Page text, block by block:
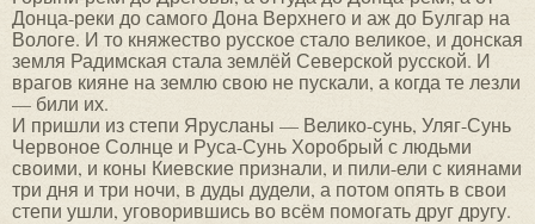
Донца-реки до самого Дона Верхнего и аж до Булгар на
Вологе. И то княжество русское стало великое, и донская
земля Радимская стала землёй Северской русской. И
врагов кияне на землю свою не пускали, а когда те лезли
— били их.
И пришли из степи Ярусланы — Велико-сунь, Уляг-Сунь
Червоное Солнце и Руса-Сунь Хоробрый с людьми
своими, и коны Киевские признали, и пили-ели с киянами
три дня и три ночи, в дуды дудели, а потом опять в свои
степи ушли, уговорившись во всём помогать друг другу.